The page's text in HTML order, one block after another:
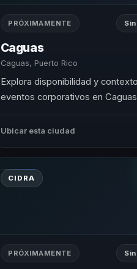
PRÓXIMAMENTE
Caguas
Caguas, Puerto Rico
Explora disponibilidad y
eventos corporativos en
Ubicar esta ciudad
CIDRA
PRÓXIMAMENTE